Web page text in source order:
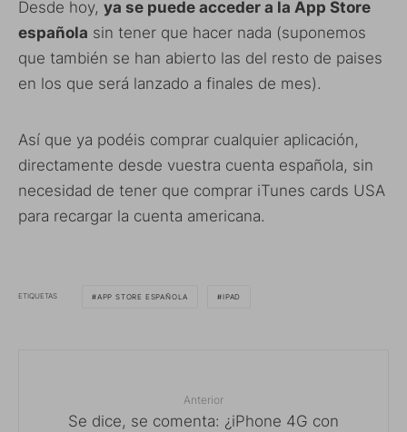
Desde hoy, ya se puede acceder a la App Store
española sin tener que hacer nada (suponemos
que también se han abierto las del resto de paises
en los que será lanzado a finales de mes).
Así que ya podéis comprar cualquier aplicación,
directamente desde vuestra cuenta española, sin
necesidad de tener que comprar iTunes cards USA
para recargar la cuenta americana.
ETIQUETAS APP STORE ESPAÑOLA IPAD
Anterior
Se dice, se comenta: ¿iPhone 4G con